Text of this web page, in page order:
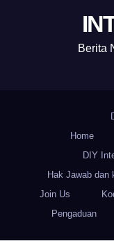
Berita
Home
DIY
Hak Jawab dan
Join Us
Pengaduan